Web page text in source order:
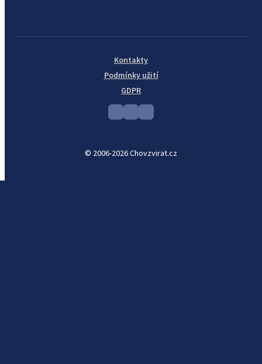
© 2006-2026 Chovzvirat.cz
Kontakty
Podmínky užití
GDPR